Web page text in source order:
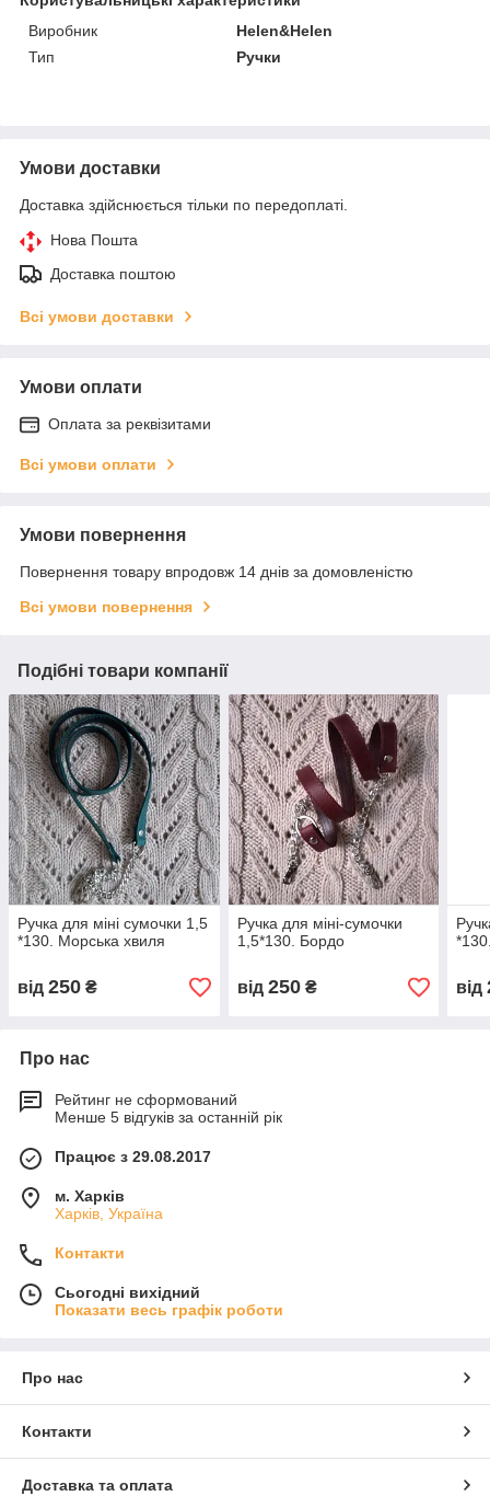
Виробник
Helen&Helen
Тип
Ручки
Умови доставки
Доставка здійснюється тільки по передоплаті.
Нова Пошта
Доставка поштою
Всі умови доставки
Умови оплати
Оплата за реквізитами
Всі умови оплати
Умови повернення
Повернення товару впродовж 14 днів за домовленістю
Всі умови повернення
Подібні товари компанії
Ручка для міні сумочки 1,5
*130. Морська хвиля
від 250 ₴
Ручка для міні-сумочки
1,5*130. Бордо
від 250₴ від
Про нас
Рейтинг не сформований
Менше 5 відгуків за останній рік
Працює з 29.08.2017
м. Харків
Харків, Україна
Контакти
Сьогодні вихідний
Показати весь графік роботи
Про нас
Контакти
Доставка та оплата